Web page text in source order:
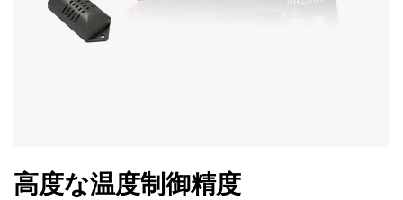
高度な温度制御精度